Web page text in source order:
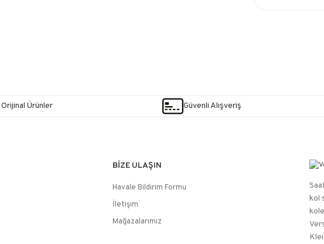
Ürünler Güvenli Alışveriş
BİZE ULAŞIN
Havale Bildirim Formu
İletişim
Mağazalarımız
kol